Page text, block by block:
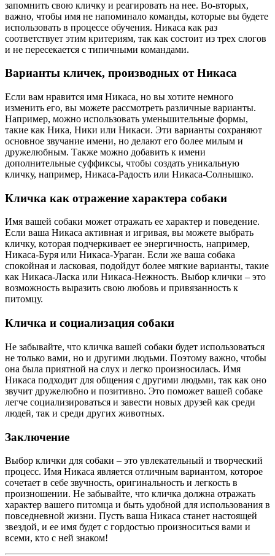
запомнить свою кличку и реагировать на нее. Во-вторых,
важно, чтобы имя не напоминало команды, которые вы будете
использовать в процессе обучения. Никаса как раз
соответствует этим критериям, так как состоит из трех слогов
и не пересекается с типичными командами.
Варианты кличек, производных от Никаса
Если вам нравится имя Никаса, но вы хотите немного
изменить его, вы можете рассмотреть различные варианты.
Например, можно использовать уменьшительные формы,
такие как Ника, Ники или Никаси. Эти варианты сохраняют
основное звучание имени, но делают его более милым и
дружелюбным. Также можно добавить к имени
дополнительные суффиксы, чтобы создать уникальную
кличку, например, Никаса-Радость или Никаса-Солнышко.
Кличка как отражение характера собаки
Имя вашей собаки может отражать ее характер и поведение.
Если ваша Никаса активная и игривая, вы можете выбрать
кличку, которая подчеркивает ее энергичность, например,
Никаса-Буря или Никаса-Ураган. Если же ваша собака
спокойная и ласковая, подойдут более мягкие варианты, такие
как Никаса-Ласка или Никаса-Нежность. Выбор клички – это
возможность выразить свою любовь и привязанность к
питомцу.
Кличка и социализация собаки
Не забывайте, что кличка вашей собаки будет использоваться
не только вами, но и другими людьми. Поэтому важно, чтобы
она была приятной на слух и легко произносилась. Имя
Никаса подходит для общения с другими людьми, так как оно
звучит дружелюбно и позитивно. Это поможет вашей собаке
легче социализироваться и завести новых друзей как среди
людей, так и среди других животных.
Заключение
Выбор клички для собаки – это увлекательный и творческий
процесс. Имя Никаса является отличным вариантом, которое
сочетает в себе звучность, оригинальность и легкость в
произношении. Не забывайте, что кличка должна отражать
характер вашего питомца и быть удобной для использования в
повседневной жизни. Пусть ваша Никаса станет настоящей
звездой, и ее имя будет с гордостью произноситься вами и
всеми, кто с ней знаком!